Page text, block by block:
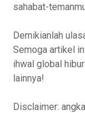
sahabat-
Demikianlah
Semoga artikel
ihwal global
lainnya!
Disclaimer: